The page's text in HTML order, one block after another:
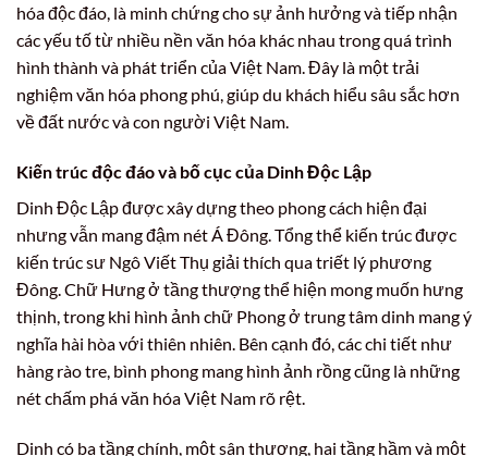
hóa độc đáo, là minh chứng cho sự ảnh hưởng và tiếp nhận
các yếu tố từ nhiều nền văn hóa khác nhau trong quá trình
hình thành và phát triển của Việt Nam. Đây là một trải
nghiệm văn hóa phong phú, giúp du khách hiểu sâu sắc hơn
về đất nước và con người Việt Nam.
Kiến trúc độc đáo và bố cục của Dinh Độc Lập
Dinh Độc Lập được xây dựng theo phong cách hiện đại
nhưng vẫn mang đậm nét Á Đông. Tổng thể kiến trúc được
kiến trúc sư Ngô Viết Thụ giải thích qua triết lý phương
Đông. Chữ Hưng ở tầng thượng thể hiện mong muốn hưng
thịnh, trong khi hình ảnh chữ Phong ở trung tâm dinh mang ý
nghĩa hài hòa với thiên nhiên. Bên cạnh đó, các chi tiết như
hàng rào tre, bình phong mang hình ảnh rồng cũng là những
nét chấm phá văn hóa Việt Nam rõ rệt.
Dinh có ba tầng chính, một sân thượng, hai tầng hầm và một